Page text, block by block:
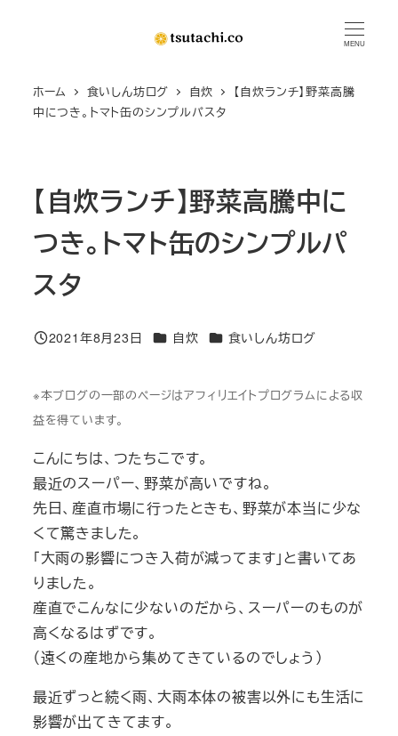
MENU
ホーム 食いしん坊ログ 自炊
【自炊ランチ】野菜高騰
中につき。トマト缶のシンプルパスタ
【自炊ランチ】野菜高騰中に
つき。トマト缶のシンプルパ
スタ
投稿日
2021年8月23日 カテゴリー
自炊 カテゴリー
食いしん坊ログ
※本ブログの一部のページはアフィリエイトプログラムによる収
益を得ています。
こんにちは、つたちこです。
最近のスーパー、野菜が高いですね。
先日、産直市場に行ったときも、野菜が本当に少な
くて驚きました。
「大雨の影響につき入荷が減ってます」と書いてあ
りました。
産直でこんなに少ないのだから、スーパーのものが
高くなるはずです。
（遠くの産地から集めてきているのでしょう）
最近ずっと続く雨、大雨本体の被害以外にも生活に
影響が出てきてます。